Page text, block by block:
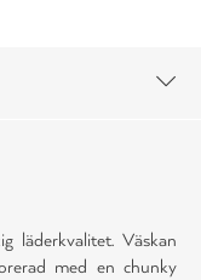
läderkvalitet. Väskan
med en chunky